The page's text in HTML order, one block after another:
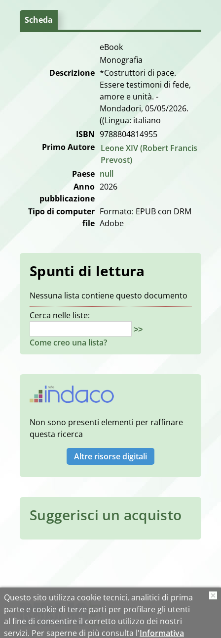
Scheda
eBook
Monografia
Descrizione *Costruttori di pace.
Essere testimoni di fede,
amore e unità. -
Mondadori, 05/05/2026.
((Lingua: italiano
ISBN 9788804814955
Primo Autore Leone XIV (Robert Francis
Prevost)
Paese null
Anno
pubblicazione
2026
Tipo di computer
file
Formato: EPUB con DRM
Adobe
Spunti di lettura
Nessuna lista contiene questo documento
Cerca nelle liste:
>>
Come creo una lista?
Non sono presenti elementi per raffinare
questa ricerca
Altre risorse digitali
Suggerisci un acquisto
Questo sito utilizza cookie tecnici, analitici di prima
parte e cookie di terze parti per profilare gli utenti
al fine di consentire il corretto utilizzo dei nostri
servizi. Per saperne di più consulta l'Informativa